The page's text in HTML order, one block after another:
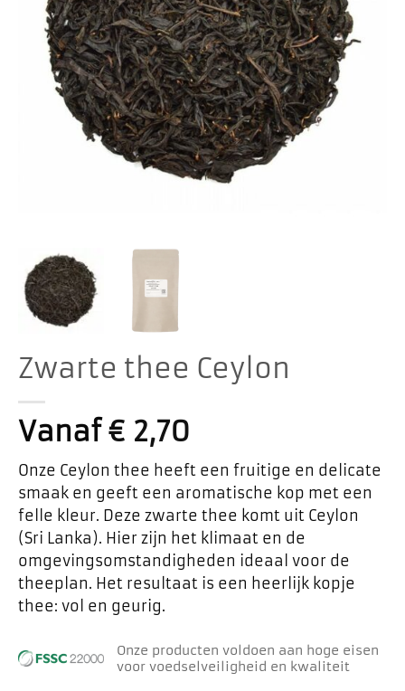
Zwarte thee Ceylon
Vanaf€2,70
Onze Ceylon thee heeft een fruitige en delicate
smaak en geeft een aromatische kop met een
felle kleur. Deze zwarte thee komt uit Ceylon
(Sri Lanka). Hier zijn het klimaat en de
omgevingsomstandigheden ideaal voor de
theeplan. Het resultaat is een heerlijk kopje
thee: vol en geurig.
Onze producten voldoen aan hoge eisen
voor voedselveiligheid en kwaliteit